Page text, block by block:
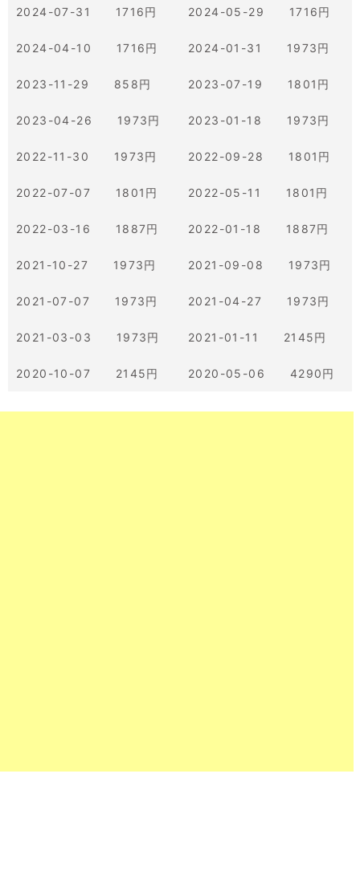
2024-07-31 1716円 2024-05-29 1716円
2024-04-10 1716円 2024-01-31 1973円
2023-11-29 858円 2023-07-19 1801円
2023-04-26 1973円 2023-01-18 1973円
2022-11-30 1973円 2022-09-28 1801円
2022-07-07 1801円 2022-05-11 1801円
2022-03-16 1887円 2022-01-18 1887円
2021-10-27 1973円 2021-09-08 1973円
2021-07-07 1973円 2021-04-27 1973円
2021-03-03 1973円 2021-01-11 2145円
2020-10-07 2145円 2020-05-06 4290円